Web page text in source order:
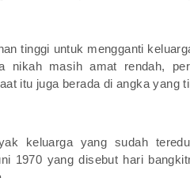
tinggi untuk mengganti
nikah masih amat rendah,
itu juga berada di angka yang
keluarga yang sudah
1970 yang disebut hari